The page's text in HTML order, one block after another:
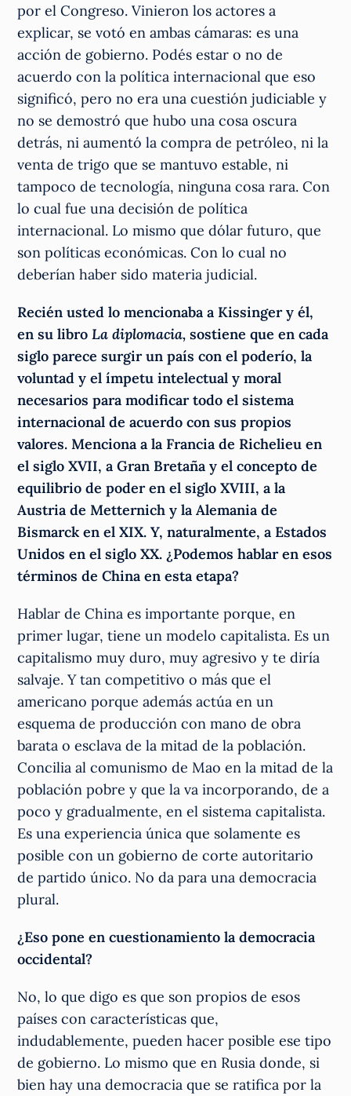
por el Congreso. Vinieron los actores a
explicar, se votó en ambas cámaras: es una
acción de gobierno. Podés estar o no de
acuerdo con la política internacional que eso
significó, pero no era una cuestión judiciable y
no se demostró que hubo una cosa oscura
detrás, ni aumentó la compra de petróleo, ni la
venta de trigo que se mantuvo estable, ni
tampoco de tecnología, ninguna cosa rara. Con
lo cual fue una decisión de política
internacional. Lo mismo que dólar futuro, que
son políticas económicas. Con lo cual no
deberían haber sido materia judicial.
Recién usted lo mencionaba a Kissinger y él,
en su libroLa diplomacia,sostiene que en cada
siglo parece surgir un país con el poderío, la
voluntad y el ímpetu intelectual y moral
necesarios para modificar todo el sistema
internacional de acuerdo con sus propios
valores. Menciona a la Francia de Richelieu en
el siglo XVII, a Gran Bretaña y el concepto de
equilibrio de poder en el siglo XVIII, a la
Austria de Metternich y la Alemania de
Bismarck en el XIX. Y, naturalmente, a Estados
Unidos en el siglo XX. ¿Podemos hablar en esos
términos de China en esta etapa?
Hablar de China es importante porque, en
primer lugar, tiene un modelo capitalista. Es un
capitalismo muy duro, muy agresivo y te diría
salvaje. Y tan competitivo o más que el
americano porque además actúa en un
esquema de producción con mano de obra
barata o esclava de la mitad de la población.
Concilia al comunismo de Mao en la mitad de la
población pobre y que la va incorporando, de a
poco y gradualmente, en el sistema capitalista.
Es una experiencia única que solamente es
posible con un gobierno de corte autoritario
de partido único. No da para una democracia
plural.
¿Eso pone en cuestionamiento la democracia
occidental?
No, lo que digo es que son propios de esos
países con características que,
indudablemente, pueden hacer posible ese tipo
de gobierno. Lo mismo que en Rusia donde, si
bien hay una democracia que se ratifica por la